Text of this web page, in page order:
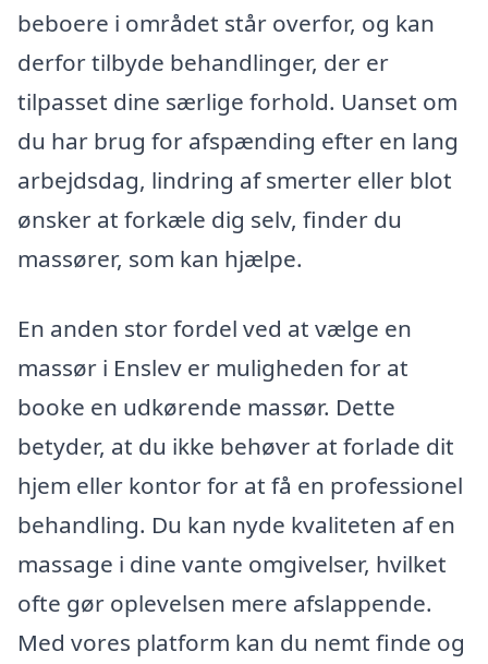
beboere i området står overfor, og kan
derfor tilbyde behandlinger, der er
tilpasset dine særlige forhold. Uanset om
du har brug for afspænding efter en lang
arbejdsdag, lindring af smerter eller blot
ønsker at forkæle dig selv, finder du
massører, som kan hjælpe.
En anden stor fordel ved at vælge en
massør i Enslev er muligheden for at
booke en udkørende massør. Dette
betyder, at du ikke behøver at forlade dit
hjem eller kontor for at få en professionel
behandling. Du kan nyde kvaliteten af en
massage i dine vante omgivelser, hvilket
ofte gør oplevelsen mere afslappende.
Med vores platform kan du nemt finde og